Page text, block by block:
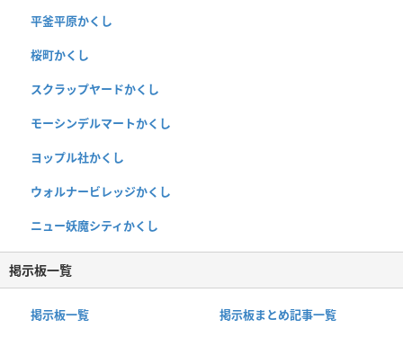
平釜平原かくし
桜町かくし
スクラップヤードかくし
モーシンデルマートかくし
ヨップル社かくし
ウォルナービレッジかくし
ニュー妖魔シティかくし
掲示板一覧
掲示板一覧 掲示板まとめ記事一覧